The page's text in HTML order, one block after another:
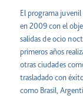
El programa juvenil
en 2009 con el
salidas de ocio
primeros años
otras ciudades
trasladado con
como Brasil,